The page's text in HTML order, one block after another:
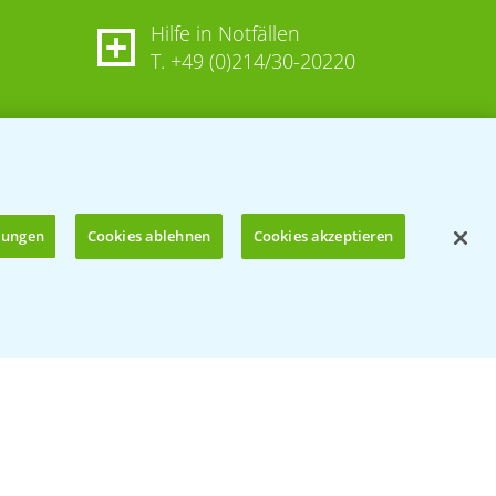
Hilfe in Notfällen
T. +49 (0)214/30-20220
Cookies ablehnen Cookies akzeptieren